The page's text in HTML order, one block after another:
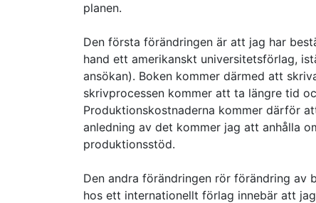
planen.
Den första förändringen är att jag har
hand ett amerikanskt universitetsförlag,
ansökan). Boken kommer därmed att
skrivprocessen kommer att ta längre tid
Produktionskostnaderna kommer därför
anledning av det kommer jag att anhålla
produktionsstöd.
Den andra förändringen rör förändring av
hos ett internationellt förlag innebär att